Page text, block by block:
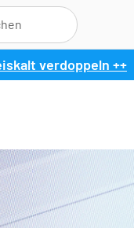
verdoppeln ++